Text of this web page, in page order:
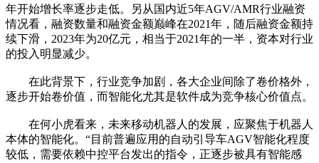
年开始增长率逐步走低。另从国内近5年AGV/AMR行业融资
情况看，融资数量和融资金额巅峰在2021年，随后融资金额持
续下滑，2023年为20亿元，相当于2021年的一半，资本对行业
的投入明显减少。
在此背景下，行业竞争加剧，各大企业间除了卷价格外，
逐步开始卷价值，而智能化尤其是软件成为竞争核心价值点。
在何小虎看来，未来移动机器人的发展，应聚焦于机器人
本体的智能化。“目前普遍应用的自动引导车AGV智能化程度
较低，需要依赖中控平台发出的指令，正逐步被具有智能感